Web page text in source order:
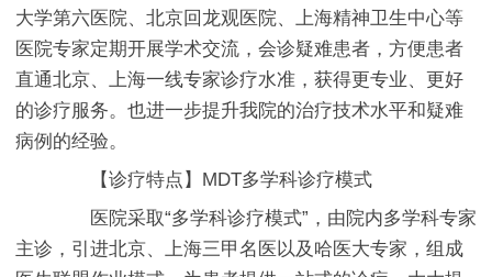
大学第六医院、北京回龙观医院、上海精神卫生中心等
医院专家定期开展学术交流，会诊疑难患者，方便患者
直通北京、上海一线专家诊疗水准，获得更专业、更好
的诊疗服务。也进一步提升我院的治疗技术水平和疑难
病例的经验。
【诊疗特点】MDT多学科诊疗模式
医院采取“多学科诊疗模式”，由院内多学科专家
主诊，引进北京、上海三甲名医以及哈医大专家，组成